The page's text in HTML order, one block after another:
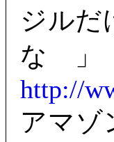
ジルだ
な
http://
アマゾ